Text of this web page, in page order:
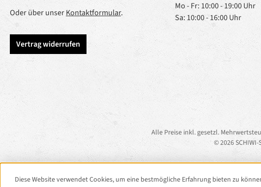
Oder über unserKontaktformular.
Vertrag widerrufen
Mo - Fr: 10:00 - 19:00 Uhr
Sa: 10:00 - 16:00 Uhr
Alle Preise inkl. gesetzl.
© 2026
Diese Website verwendet Cookies, um eine bestmögliche Erfahrung bieten zu